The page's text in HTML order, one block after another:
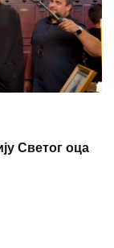
Светог оца